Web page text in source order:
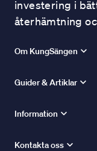
investering i
återhämtning
Om KungSängen
Guider & Artiklar
Information
Kontakta oss